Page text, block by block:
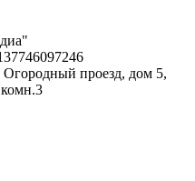
проезд, дом 5,